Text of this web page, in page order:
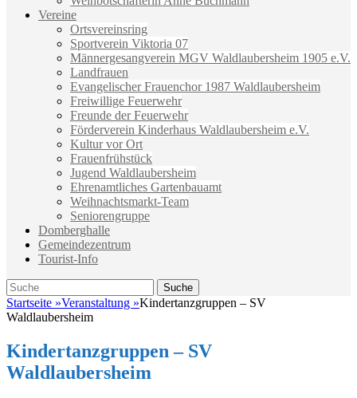
Vereine
Ortsvereinsring
Sportverein Viktoria 07
Männergesangverein MGV Waldlaubersheim 1905 e.V.
Landfrauen
Evangelischer Frauenchor 1987 Waldlaubersheim
Freiwillige Feuerwehr
Freunde der Feuerwehr
Förderverein Kinderhaus Waldlaubersheim e.V.
Kultur vor Ort
Frauenfrühstück
Jugend Waldlaubersheim
Ehrenamtliches Gartenbauamt
Weihnachtsmarkt-Team
Seniorengruppe
Domberghalle
Gemeindezentrum
Tourist-Info
Suche
Suche
nach:
Startseite »Veranstaltung »Kindertanzgruppen – SV
Waldlaubersheim
Kindertanzgruppen – SV
Waldlaubersheim